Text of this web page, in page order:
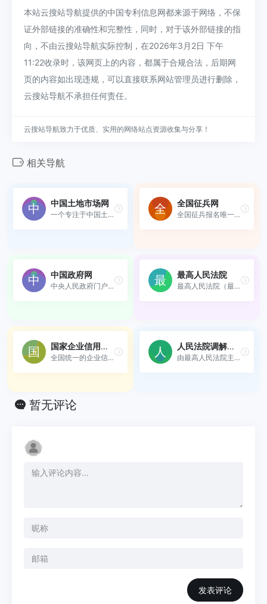
本站云搜站导航提供的中国专利信息网都来源于网络，不保
证外部链接的准确性和完整性，同时，对于该外部链接的指
向，不由云搜站导航实际控制，在2026年3月2日 下午
11:22收录时，该网页上的内容，都属于合规合法，后期网
页的内容如出现违规，可以直接联系网站管理员进行删除，
云搜站导航不承担任何责任。
云搜站导航致力于优质、实用的网络站点资源收集与分享！
相关导航
中国土地市场网
一个专注于中国土地市场和土...
全国征兵网
全国征兵报名唯一官方网站
中国政府网
中央人民政府门户网站
最高人民法院
最高人民法院（最高法）官网...
国家企业信用信息公示系统
全国统一的企业信用信息查询...
人民法院调解平台
由最高人民法院主导建设、全...
暂无评论
发表评论